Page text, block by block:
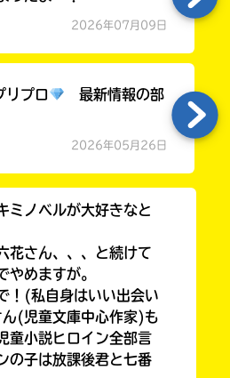
2026年07月09日
リプロ
最新情報の部
2026年05月26日
ミノベルが大好きなと
花さん、、、と続けて
やめますが。
！(私自身はいい出会い
(児童文庫中心作家)も
童小説ヒロイン全部言
の子は放課後君と七番